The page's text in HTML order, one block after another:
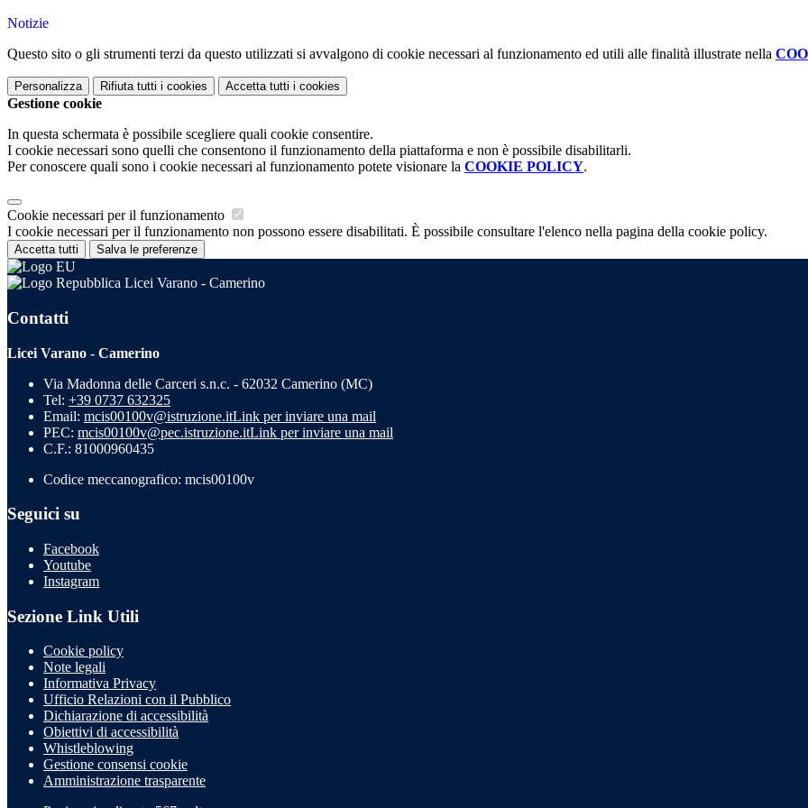
Notizie
Questo sito o gli strumenti terzi da questo utilizzati si avvalgono di cookie necessari al funzionamento ed utili alle finalità illustrate nella
Personalizza Rifiuta tutti i cookies Accetta tutti i cookies
Gestione cookie
In questa schermata è possibile scegliere quali cookie consentire.
I cookie necessari sono quelli che consentono il funzionamento della piattaforma e non è possibile disabilitarli.
Per conoscere quali sono i cookie necessari al funzionamento potete visionare la COOKIE POLICY.
Cookie necessari per il funzionamento
I cookie necessari per il funzionamento non possono essere disabilitati. È possibile consultare l'elenco nella pagina della cookie policy.
Accetta tutti Salva le preferenze
Licei Varano - Camerino
Contatti
Licei Varano - Camerino
Via Madonna delle Carceri s.n.c. - 62032 Camerino (MC)
Tel: +39 0737 632325
Email: mcis00100v@istruzione.itLink per inviare una mail
PEC: mcis00100v@pec.istruzione.itLink per inviare una mail
C.F.: 81000960435
Codice meccanografico: mcis00100v
Seguici su
Facebook
Youtube
Instagram
Sezione Link Utili
Cookie policy
Note legali
Informativa Privacy
Ufficio Relazioni con il Pubblico
Dichiarazione di accessibilità
Obiettivi di accessibilità
Whistleblowing
Gestione consensi cookie
Amministrazione trasparente